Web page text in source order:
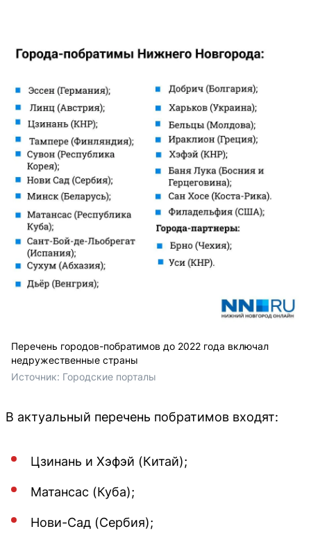
Перечень городов-побратимов до 2022 года включал
недружественные страны
Источник: Городские порталы
В актуальный перечень побратимов входят:
Цзинань и Хэфэй (Китай);
Матансас (Куба);
Нови-Сад (Сербия);